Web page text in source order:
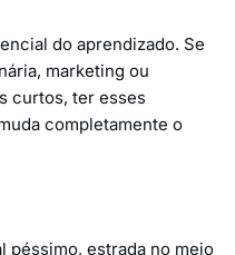
do aprendizado. Se
marketing ou
curtos, ter esses
completamente o
péssimo, estrada no meio